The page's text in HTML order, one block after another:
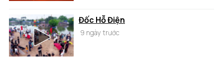
Đốc Hỗ Điện
9 ngày trước